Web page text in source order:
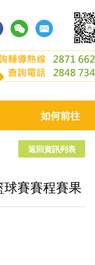
如何前往
返回資訊列表
賽賽程賽果